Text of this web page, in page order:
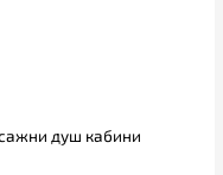
душ кабини